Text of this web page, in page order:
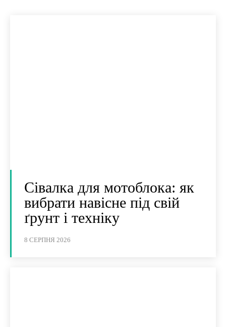
Сівалка для мотоблока: як
вибрати навісне під свій
ґрунт і техніку
8 СЕРПНЯ 2026